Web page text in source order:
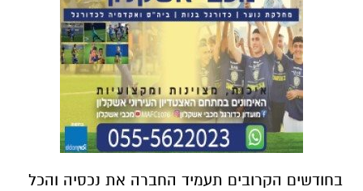
בחודשים הקרובים תעמיד החברה את נכסיה והכל